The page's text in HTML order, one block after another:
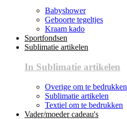
Babyshower
Geboorte tegeltjes
Kraam kado
Sportfondsen
Sublimatie artikelen
In Sublimatie artikelen
Overige om te bedrukken
Sublimatie artikelen
Textiel om te bedrukken
Vader/moeder cadeau's